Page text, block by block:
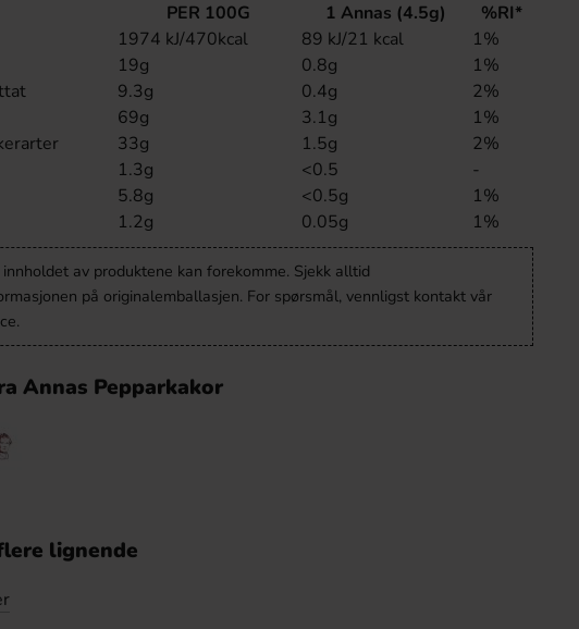
PER 100G
1 Annas (4.5g)
%RI*
1974 kJ/470kcal 89 kJ/21 kcal
1%
19g 0.8g
1%
9.3g 0.4g
2%
69g 3.1g
1%
33g 1.5g
2%
1.3g <0.5
-
5.8g <0.5g
1%
1.2g 0.05g 1%
innholdet av produktene kan forekomme. Sjekk alltid
på originalemballasjen. For spørsmål, vennligst kontakt vår
Annas Pepparkakor
lignende